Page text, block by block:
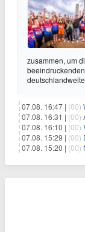
zusammen, um
07.08. 16:47 | (00)
07.08. 16:31 | (00)
07.08. 16:10 | (00)
07.08. 15:29 | (00)
07.08. 15:20 | (00)